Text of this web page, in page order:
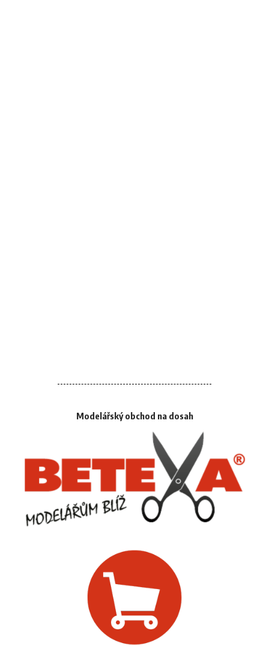
Modelářský obchod na dosah